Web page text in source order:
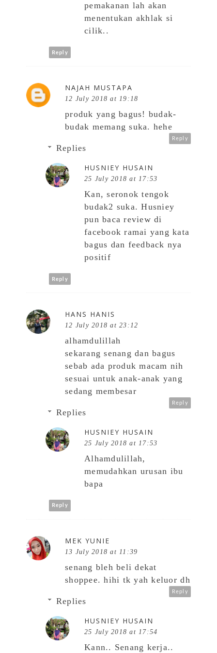
pemakanan lah akan
menentukan akhlak si
cilik..
Reply
NAJAH MUSTAPA
12 July 2018 at 19:18
produk yang bagus! budak-
budak memang suka. hehe
Reply
Replies
HUSNIEY HUSAIN
25 July 2018 at 17:53
Kan, seronok tengok
budak2 suka. Husniey
pun baca review di
facebook ramai yang kata
bagus dan feedback nya
positif
Reply
HANS HANIS
12 July 2018 at 23:12
alhamdulillah
sekarang senang dan bagus
sebab ada produk macam nih
sesuai untuk anak-anak yang
sedang membesar
Reply
Replies
HUSNIEY HUSAIN
25 July 2018 at 17:53
Alhamdulillah,
memudahkan urusan ibu
bapa
Reply
MEK YUNIE
13 July 2018 at 11:39
senang bleh beli dekat
shoppee. hihi tk yah keluor dh
Reply
Replies
HUSNIEY HUSAIN
25 July 2018 at 17:54
Kann.. Senang kerja..